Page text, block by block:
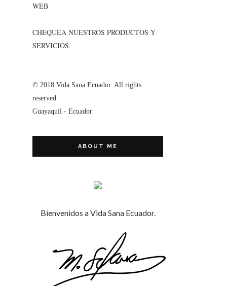
WEB
CHEQUEA NUESTROS PRODUCTOS Y
SERVICIOS
© 2018 Vida Sana Ecuador. All rights
reserved.
Guayaquil - Ecuador
ABOUT ME
Bienvenidos a Vida Sana Ecuador.